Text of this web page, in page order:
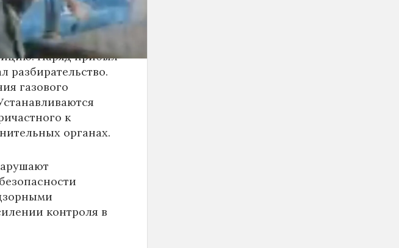
как
Наряд прибыл
разбирательство.
газового
к
органах.
контроля в